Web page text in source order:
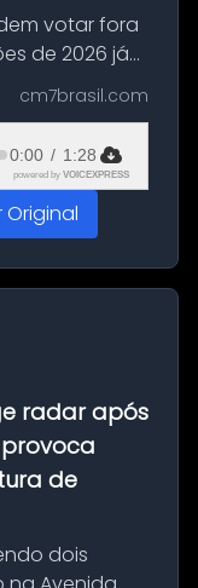
votar fora
de 2026 já
a partir
pode ser
cm7brasil.com
0:00 / 1:28
powered by VOICEXPRESS
Original
radar após
provoca
de
dois